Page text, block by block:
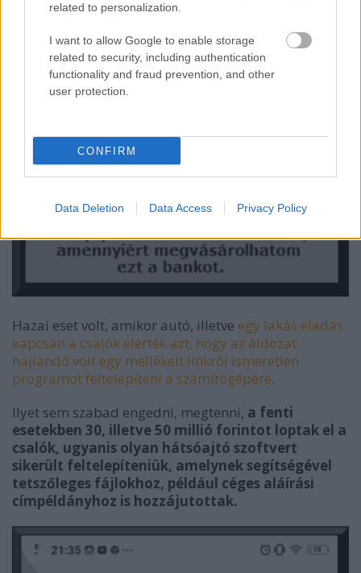
related to personalization.
I want to allow Google to enable storage
related to security, including authentication
functionality and fraud prevention, and other
user protection.
CONFIRM
Data Deletion Data Access Privacy Policy
Hazai eset volt, amikor autó, illetve egy lakás eladás
kapcsán a csalók elérték azt, hogy az áldozat
hajlandó volt egy mellékelt linkről ismeretlen
programot feltelepíteni a számítógépére.
Ilyet sem szabad engedni, megtenni, a fenti
esetekben 30, illetve 50 millió forintot loptak el a
csalók, ugyanis olyan hátsóajtó szoftvert
sikerült feltelepíteniük, amelynek segítségével
tetszőleges fájlokhoz, például céges aláírási
címpéldányhoz is hozzájutottak.